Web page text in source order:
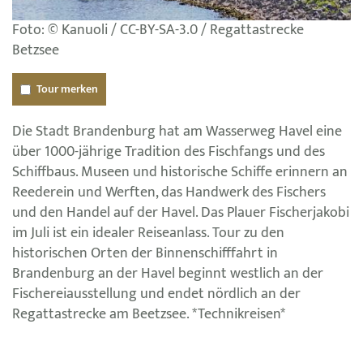
Foto: © Kanuoli / CC-BY-SA-3.0 / Regattastrecke
Betzsee
Tour merken
Die Stadt Brandenburg hat am Wasserweg Havel eine
über 1000-jährige Tradition des Fischfangs und des
Schiffbaus. Museen und historische Schiffe erinnern an
Reederein und Werften, das Handwerk des Fischers
und den Handel auf der Havel. Das Plauer Fischerjakobi
im Juli ist ein idealer Reiseanlass. Tour zu den
historischen Orten der Binnenschifffahrt in
Brandenburg an der Havel beginnt westlich an der
Fischereiausstellung und endet nördlich an der
Regattastrecke am Beetzsee. *Technikreisen*